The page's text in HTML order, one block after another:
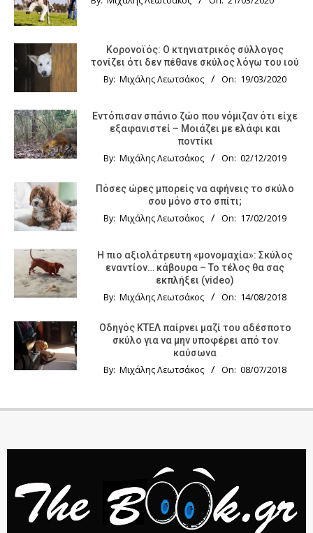
Κορονοϊός: Ο κτηνιατρικός σύλλογος
τονίζει ότι δεν πέθανε σκύλος λόγω του ιού
By: Μιχάλης Λεωτσάκος On: 19/03/2020
Εντόπισαν σπάνιο ζώο που νόμιζαν ότι είχε
εξαφανιστεί – Μοιάζει με ελάφι και
ποντίκι
By: Μιχάλης Λεωτσάκος On: 02/12/2019
Πόσες ώρες μπορείς να αφήνεις το σκύλο
σου μόνο στο σπίτι;
By: Μιχάλης Λεωτσάκος On: 17/02/2019
Η πιο αξιολάτρευτη «μονομαχία»: Σκύλος
εναντίον… κάβουρα – Το τέλος θα σας
εκπλήξει (video)
By: Μιχάλης Λεωτσάκος On: 14/08/2018
Οδηγός KTΕΛ παίρνει μαζί του αδέσποτο
σκύλο για να μην υποφέρει από τον
καύσωνα
By: Μιχάλης Λεωτσάκος On: 08/07/2018